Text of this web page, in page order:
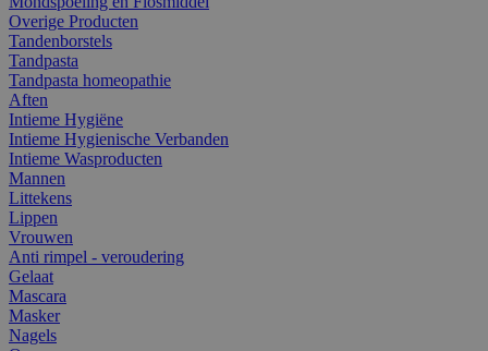
Overige Producten
Tandenborstels
Tandpasta
Tandpasta homeopathie
Aften
Intieme Hygiëne
Intieme Hygienische Verbanden
Intieme Wasproducten
Mannen
Littekens
Lippen
Vrouwen
Anti rimpel - veroudering
Gelaat
Mascara
Masker
Nagels